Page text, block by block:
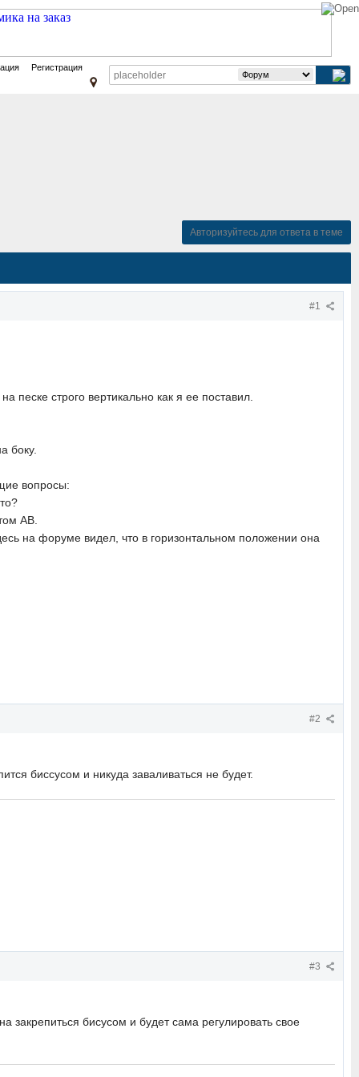
Регистрация
Авторизуйтесь для ответа в теме
#1
строго вертикально как я ее поставил.
боку.
вопросы:
AB.
на форуме видел, что в горизонтальном положении она
#2
биссусом и никуда заваливаться не будет.
#3
закрепиться бисусом и будет сама регулировать свое